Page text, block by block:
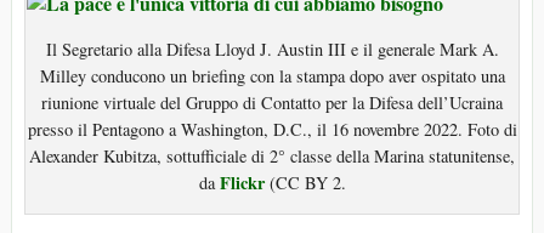
Il Segretario alla Difesa Lloyd J. Austin III e il generale Mark A.
Milley conducono un briefing con la stampa dopo aver ospitato una
riunione virtuale del Gruppo di Contatto per la Difesa dell’Ucraina
presso il Pentagono a Washington, D.C., il 16 novembre 2022. Foto di
Alexander Kubitza, sottufficiale di 2° classe della Marina statunitense,
daFlickr(CC BY 2.